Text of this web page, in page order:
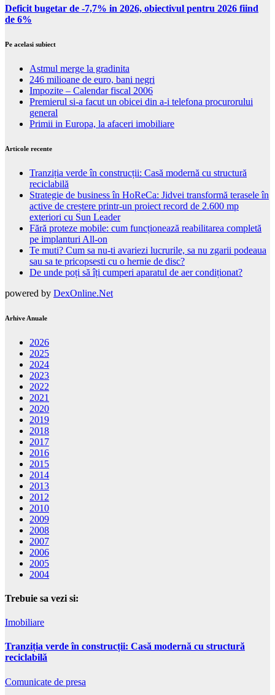
Deficit bugetar de -7,7% in 2026, obiectivul pentru 2026 fiind
de 6%
Pe acelasi subiect
Astmul merge la gradinita
246 milioane de euro, bani negri
Impozite – Calendar fiscal 2006
Premierul si-a facut un obicei din a-i telefona procurorului
general
Primii in Europa, la afaceri imobiliare
Articole recente
Tranziția verde în construcții: Casă modernă cu structură
reciclabilă
Strategie de business în HoReCa: Jidvei transformă terasele în
active de creștere printr-un proiect record de 2.600 mp
exteriori cu Sun Leader
Fără proteze mobile: cum funcționează reabilitarea completă
pe implanturi All-on
Te muti? Cum sa nu-ti avariezi lucrurile, sa nu zgarii podeaua
sau sa te pricopsesti cu o hernie de disc?
De unde poți să îți cumperi aparatul de aer condiționat?
powered by DexOnline.Net
Arhive Anuale
2026
2025
2024
2023
2022
2021
2020
2019
2018
2017
2016
2015
2014
2013
2012
2010
2009
2008
2007
2006
2005
2004
Trebuie sa vezi si:
Imobiliare
Tranziția verde în construcții: Casă modernă cu structură
reciclabilă
Comunicate de presa